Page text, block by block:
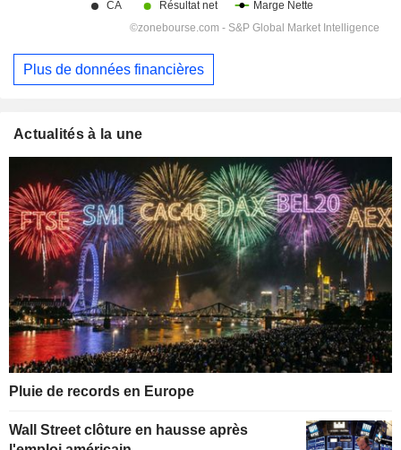
Plus de données financières
Actualités à la une
Pluie de records en Europe
Wall Street clôture en hausse après